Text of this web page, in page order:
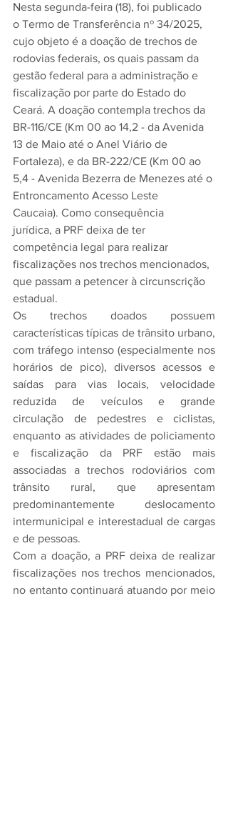
Nesta segunda-feira (18), foi publicado
o Termo de Transferência nº 34/2025,
cujo objeto é a doação de trechos de
rodovias federais, os quais passam da
gestão federal para a administração e
fiscalização por parte do Estado do
Ceará. A doação contempla trechos da
BR-116/CE (Km 00 ao 14,2 - da Avenida
13 de Maio até o Anel Viário de
Fortaleza), e da BR-222/CE (Km 00 ao
5,4 - Avenida Bezerra de Menezes até o
Entroncamento Acesso Leste
Caucaia). Como consequência
jurídica, a PRF deixa de ter
competência legal para realizar
fiscalizações nos trechos mencionados,
que passam a petencer à circunscrição
estadual.
Os trechos doados possuem
características típicas de trânsito urbano,
com tráfego intenso (especialmente nos
horários de pico), diversos acessos e
saídas para vias locais, velocidade
reduzida de veículos e grande
circulação de pedestres e ciclistas,
enquanto as atividades de policiamento
e fiscalização da PRF estão mais
associadas a trechos rodoviários com
trânsito rural, que apresentam
predominantemente deslocamento
intermunicipal e interestadual de cargas
e de pessoas.
Com a doação, a PRF deixa de realizar
fiscalizações nos trechos mencionados,
no entanto continuará atuando por meio